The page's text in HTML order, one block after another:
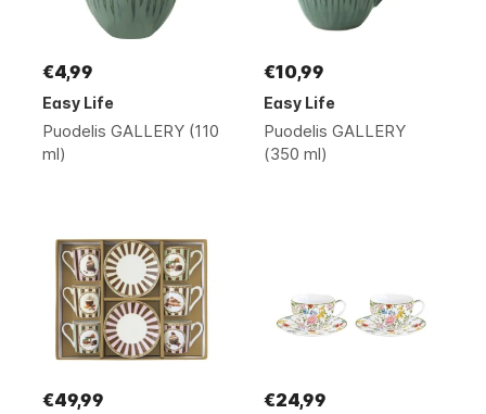
€4,99
Easy Life
Puodelis GALLERY (110
ml)
€10,99
Easy Life
Puodelis GALLERY
(350 ml)
€49,99 €24,99